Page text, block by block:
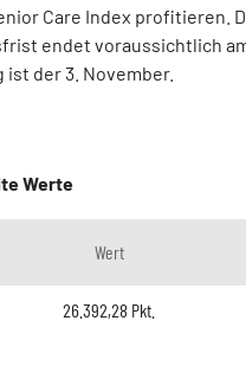
Care Index profitieren.
endet voraussichtlich
ist der 3. November.
Werte
Wert
26.392,28 Pkt.